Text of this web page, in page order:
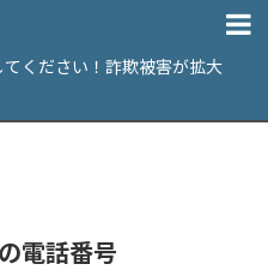
ください！詐欺被害が拡大
電話番号